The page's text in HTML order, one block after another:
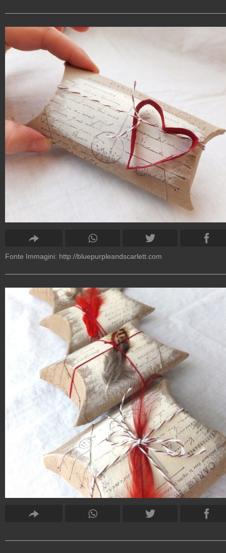
Fonte Immagini: http://bluepurpleandscarlett.com